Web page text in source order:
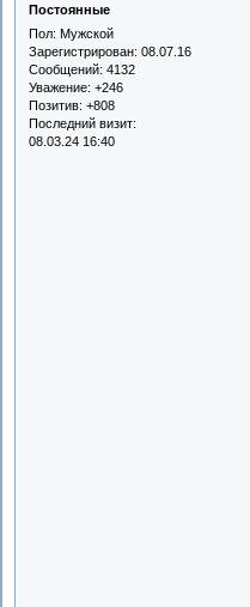
Постоянные
Пол: Мужской
Зарегистрирован: 08.07.16
Сообщений: 4132
Уважение: +246
Позитив: +808
Последний визит:
08.03.24 16:40